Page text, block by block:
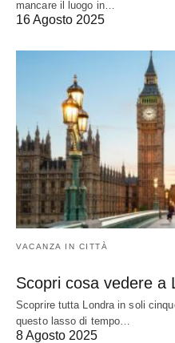
mancare il luogo in…
16 Agosto 2025
VACANZA IN CITTÀ
Scopri cosa vedere a
Scoprire tutta Londra in soli
questo lasso di tempo…
8 Agosto 2025